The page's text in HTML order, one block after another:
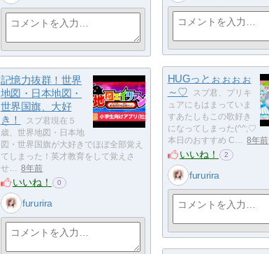
HUGっとぉぉぉぉ
～♡
スプ君、プリキ
ュアにもはまっていま
すあたしもこの歌好き
になってしまった(^^;♡
本日のおすすめ C…
8年前
いいね！ 2
fururira
記憶力抜群！世界
地図・日本地図・
世界国旗、大好
き！
スプ君現在５
歳、世界地図・日本地
図・世界国旗が大好きでほぼ全部覚え
てしまった！英才教育をして覚えさ
せ…
8年前
いいね！ 0
fururira